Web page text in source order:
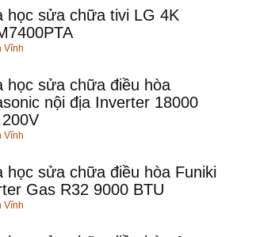
học sửa chữa tivi LG 4K
Vĩnh
học sửa chữa điều hòa
nội địa Inverter 18000
Vĩnh
học sửa chữa điều hòa Funiki
Gas R32 9000 BTU
Vĩnh